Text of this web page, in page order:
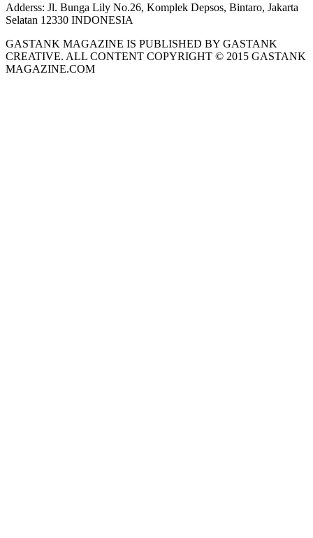
Adderss: Jl. Bunga Lily No.26, Komplek Depsos, Bintaro, Jakarta
Selatan 12330 INDONESIA
GASTANK MAGAZINE IS PUBLISHED BY GASTANK
CREATIVE. ALL CONTENT COPYRIGHT © 2015 GASTANK
MAGAZINE.COM